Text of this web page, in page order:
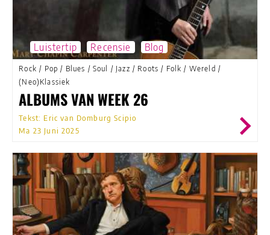
Luistertip Recensie Blog
Rock / Pop / Blues / Soul / Jazz / Roots / Folk / Wereld /
(Neo)Klassiek
ALBUMS VAN WEEK 26
Tekst: Eric van Domburg Scipio
Ma 23 Juni 2025